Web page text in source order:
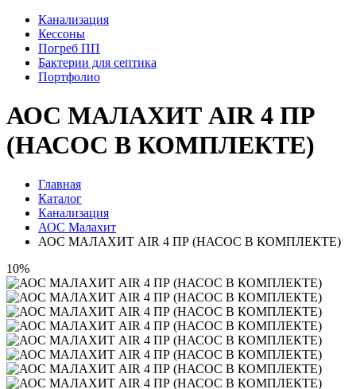
Канализация
Кессоны
Погреб ПП
Бактерии для септика
Портфолио
АОС МАЛАХИТ AIR 4 ПР
(НАСОС В КОМПЛЕКТЕ)
Главная
Каталог
Канализация
АОС Малахит
АОС МАЛАХИТ AIR 4 ПР (НАСОС В КОМПЛЕКТЕ)
10%